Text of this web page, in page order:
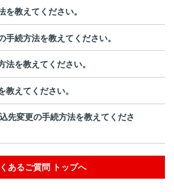
を教えてください。
手続方法を教えてください。
法を教えてください。
教えてください。
先変更の手続方法を教えてくださ
あるご質問 トップへ